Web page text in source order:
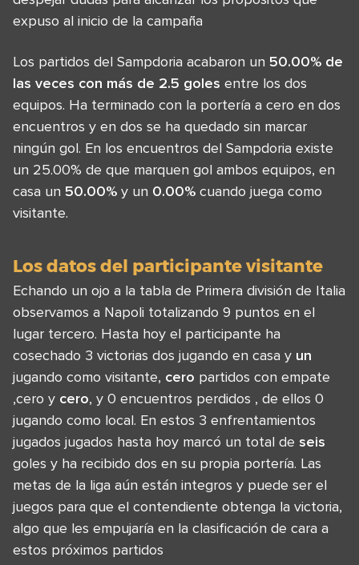
expuso al inicio de la campaña
Los partidos del Sampdoria acabaron un 50.00% de
las veces con más de 2.5 goles entre los dos
equipos. Ha terminado con la portería a cero en dos
encuentros y en dos se ha quedado sin marcar
ningún gol. En los encuentros del Sampdoria existe
un 25.00% de que marquen gol ambos equipos, en
casa un 50.00% y un 0.00% cuando juega como
visitante.
Los datos del participante visitante
Echando un ojo a la tabla de Primera división de Italia
observamos a Napoli totalizando 9 puntos en el
lugar tercero. Hasta hoy el participante ha
cosechado 3 victorias dos jugando en casa y un
jugando como visitante, cero partidos con empate
,cero y cero, y 0 encuentros perdidos , de ellos 0
jugando como local. En estos 3 enfrentamientos
jugados jugados hasta hoy marcó un total de seis
goles y ha recibido dos en su propia portería. Las
metas de la liga aún están integros y puede ser el
juegos para que el contendiente obtenga la victoria,
algo que les empujaría en la clasificación de cara a
estos próximos partidos